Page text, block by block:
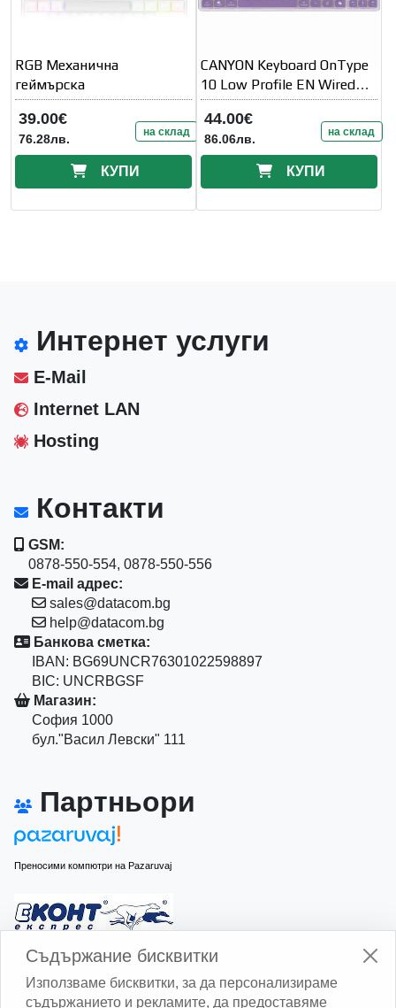
RGB Механична
геймърска
39.00€
76.28лв. на склад
КУПИ
CANYON Keyboard OnType
10 Low Profile EN Wired
Violet
44.00€
86.06лв. на склад
КУПИ
Интернет услуги
E-Mail
Internet LAN
Hosting
Контакти
GSM:
0878-550-554, 0878-550-556
E-mail адрес:
sales@datacom.bg
help@datacom.bg
Банкова сметка:
IBAN: BG69UNCR76301022598897
BIC: UNCRBGSF
Магазин:
София 1000
бул."Васил Левски" 111
Партньори
Преносими компютри на Pazaruvaj
Изчисли доставката с Еконт
Съдържание бисквитки
Използваме бисквитки, за да персонализираме
съдържанието и рекламите, да предоставяме